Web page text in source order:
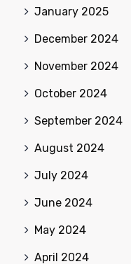
January 2025
December 2024
November 2024
October 2024
September 2024
August 2024
July 2024
June 2024
May 2024
April 2024